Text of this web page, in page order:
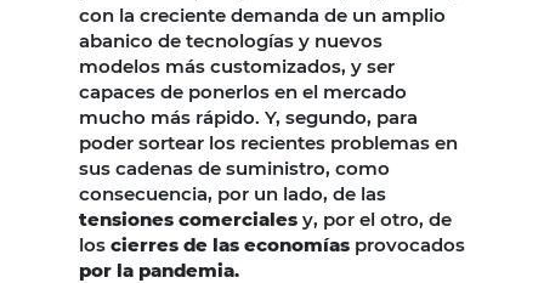
con la creciente demanda de un amplio
abanico de tecnologías y nuevos
modelos más customizados, y ser
capaces de ponerlos en el mercado
mucho más rápido. Y, segundo, para
poder sortear los recientes problemas en
sus cadenas de suministro, como
consecuencia, por un lado, de las
tensiones comerciales y, por el otro, de
los cierres de las economías provocados
por la pandemia.